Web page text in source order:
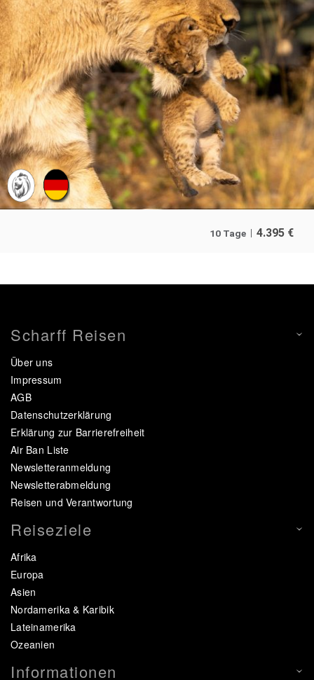
10 Tage 4.395 €
Scharff Reisen
Über uns
Impressum
AGB
Datenschutzerklärung
Erklärung zur Barrierefreiheit
Air Ban Liste
Newsletteranmeldung
Newsletterabmeldung
Reisen und Verantwortung
Reiseziele
Afrika
Europa
Asien
Nordamerika & Karibik
Lateinamerika
Ozeanien
Informationen